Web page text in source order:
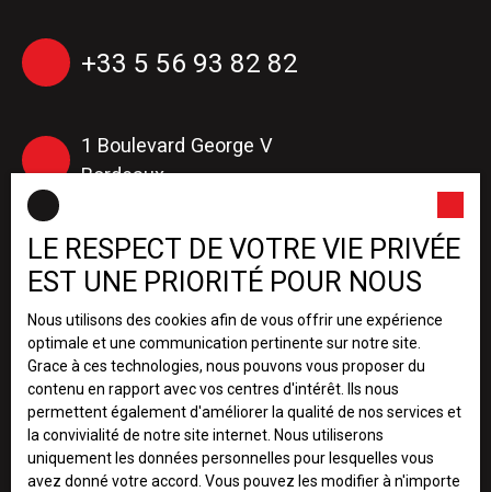
+33 5 56 93 82 82
1 Boulevard George V
Bordeaux
+33 5 56 16 14 36
(Administration de biens)
1 Boulevard George V
Bordeaux
+33 5 56 06 06 46
LE RESPECT DE VOTRE VIE PRIVÉE
EST UNE PRIORITÉ POUR NOUS
Nous utilisons des cookies afin de vous offrir une expérience
optimale et une communication pertinente sur notre site.
Grace à ces technologies, nous pouvons vous proposer du
contenu en rapport avec vos centres d'intérêt. Ils nous
permettent également d'améliorer la qualité de nos services et
la convivialité de notre site internet. Nous utiliserons
uniquement les données personnelles pour lesquelles vous
avez donné votre accord. Vous pouvez les modifier à n'importe